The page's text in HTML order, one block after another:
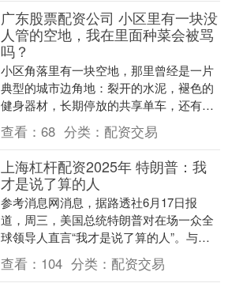
广东股票配资公司 小区里有一块没
人管的空地，我在里面种菜会被骂
吗？
小区角落里有一块空地，那里曾经是一片
典型的城市边角地：裂开的水泥，褪色的
健身器材，长期停放的共享单车，还有被
风吹得到处跑的塑料袋。夏天晒得发烫，
冬天又空空荡荡。....
查看： 68 分类： 配资交易
上海杠杆配资2025年 特朗普：我
才是说了算的人
参考消息网消息，据路透社6月17日报
道，周三，美国总统特朗普对在场一众全
球领导人直言“我才是说了算的人”。与此
同时，他与其他七国集团首脑一致认可乌
克兰战场形势好....
查看： 104 分类： 配资交易